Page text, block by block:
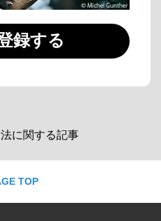
録する
に関する記事
TOP